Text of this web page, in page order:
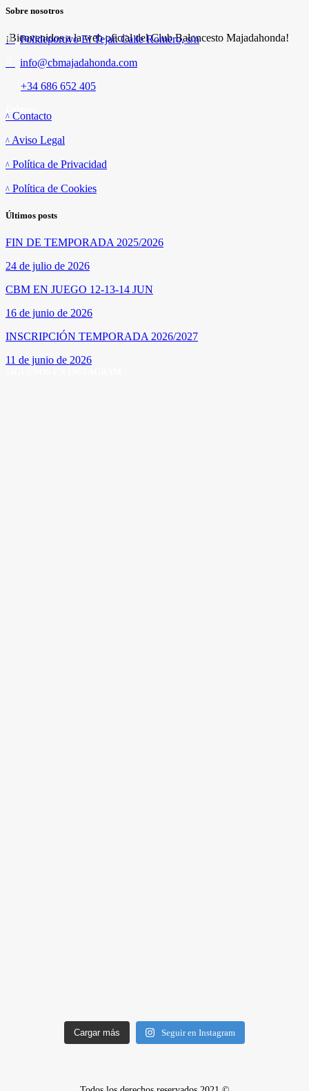
Sobre nosotros
¡Bienvenidos a la web oficial del Club Baloncesto Majadahonda!
Polideportivo El Tejar. Calle Romero, s/n
info@cbmajadahonda.com
+34 686 652 405
Contacto
Aviso Legal
Política de Privacidad
Política de Cookies
Últimos posts
FIN DE TEMPORADA 2025/2026
24 de julio de 2026
CBM EN JUEGO 12-13-14 JUN
16 de junio de 2026
INSCRIPCIÓN TEMPORADA 2026/2027
11 de junio de 2026
Cargar más Seguir en Instagram